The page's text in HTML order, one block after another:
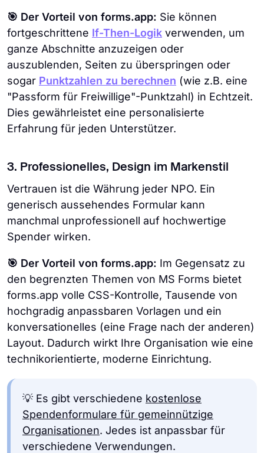
🎯 Der Vorteil von forms.app: Sie können
fortgeschrittene If-Then-Logik verwenden, um
ganze Abschnitte anzuzeigen oder
auszublenden, Seiten zu überspringen oder
sogar Punktzahlen zu berechnen (wie z.B. eine
"Passform für Freiwillige"-Punktzahl) in Echtzeit.
Dies gewährleistet eine personalisierte
Erfahrung für jeden Unterstützer.
3. Professionelles, Design im Markenstil
Vertrauen ist die Währung jeder NPO. Ein
generisch aussehendes Formular kann
manchmal unprofessionell auf hochwertige
Spender wirken.
🎯 Der Vorteil von forms.app: Im Gegensatz zu
den begrenzten Themen von MS Forms bietet
forms.app volle CSS-Kontrolle, Tausende von
hochgradig anpassbaren Vorlagen und ein
konversationelles (eine Frage nach der anderen)
Layout. Dadurch wirkt Ihre Organisation wie eine
technikorientierte, moderne Einrichtung.
💡 Es gibt verschiedene kostenlose
Spendenformulare für gemeinnützige
Organisationen. Jedes ist anpassbar für
verschiedene Verwendungen.